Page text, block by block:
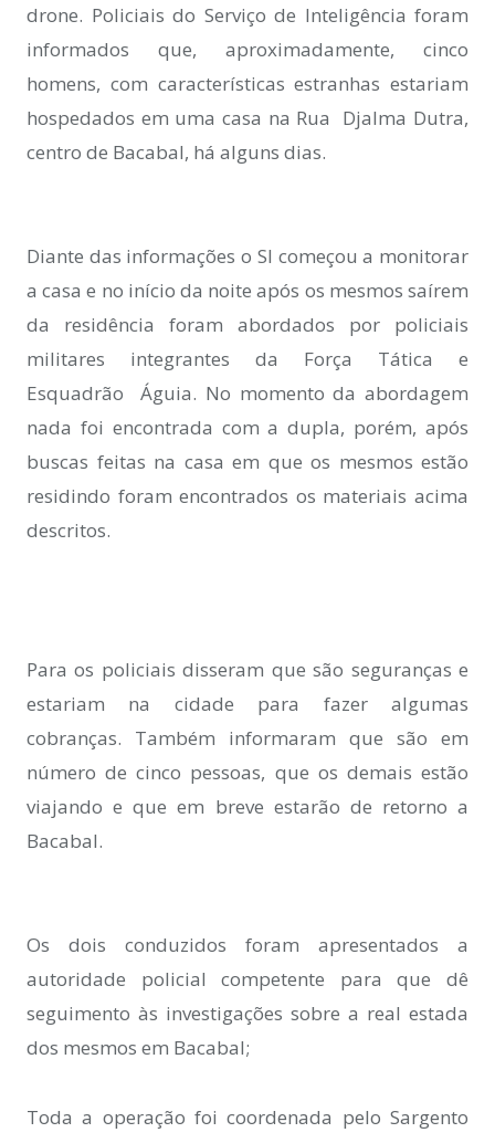
drone. Policiais do Serviço de Inteligência foram
informados que, aproximadamente, cinco
homens, com características estranhas estariam
hospedados em uma casa na Rua Djalma Dutra,
centro de Bacabal, há alguns dias.
Diante das informações o SI começou a monitorar
a casa e no início da noite após os mesmos saírem
da residência foram abordados por policiais
militares integrantes da Força Tática e
Esquadrão Águia. No momento da abordagem
nada foi encontrada com a dupla, porém, após
buscas feitas na casa em que os mesmos estão
residindo foram encontrados os materiais acima
descritos.
Para os policiais disseram que são seguranças e
estariam na cidade para fazer algumas
cobranças. Também informaram que são em
número de cinco pessoas, que os demais estão
viajando e que em breve estarão de retorno a
Bacabal.
Os dois conduzidos foram apresentados a
autoridade policial competente para que dê
seguimento às investigações sobre a real estada
dos mesmos em Bacabal;
Toda a operação foi coordenada pelo Sargento